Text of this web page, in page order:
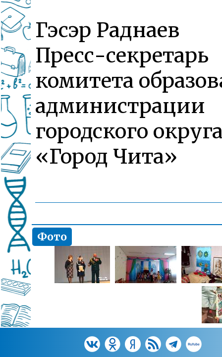
Гэсэр Раднаев
Пресс-секретарь
комитета
администрации
городского
«Город Чита»
Фото